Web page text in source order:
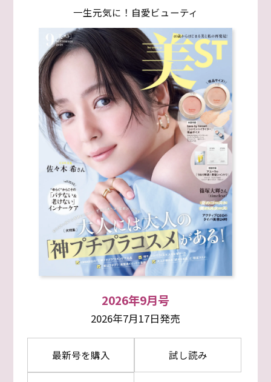
一生元気に！自愛ビューティ
2026年9月号
2026年7月17日発売
最新号を購入 試し読み